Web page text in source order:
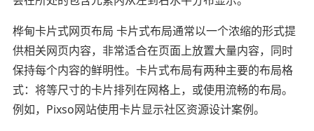
桦甸卡片式网页布局 卡片式布局通常以一个浓缩的形式提
供相关网页内容，非常适合在页面上放置大量内容，同时
保持每个内容的鲜明性。卡片式布局有两种主要的布局格
式：将等尺寸的卡片排列在网格上，或使用流畅的布局。
例如，Pixso网站使用卡片显示社区资源设计案例。